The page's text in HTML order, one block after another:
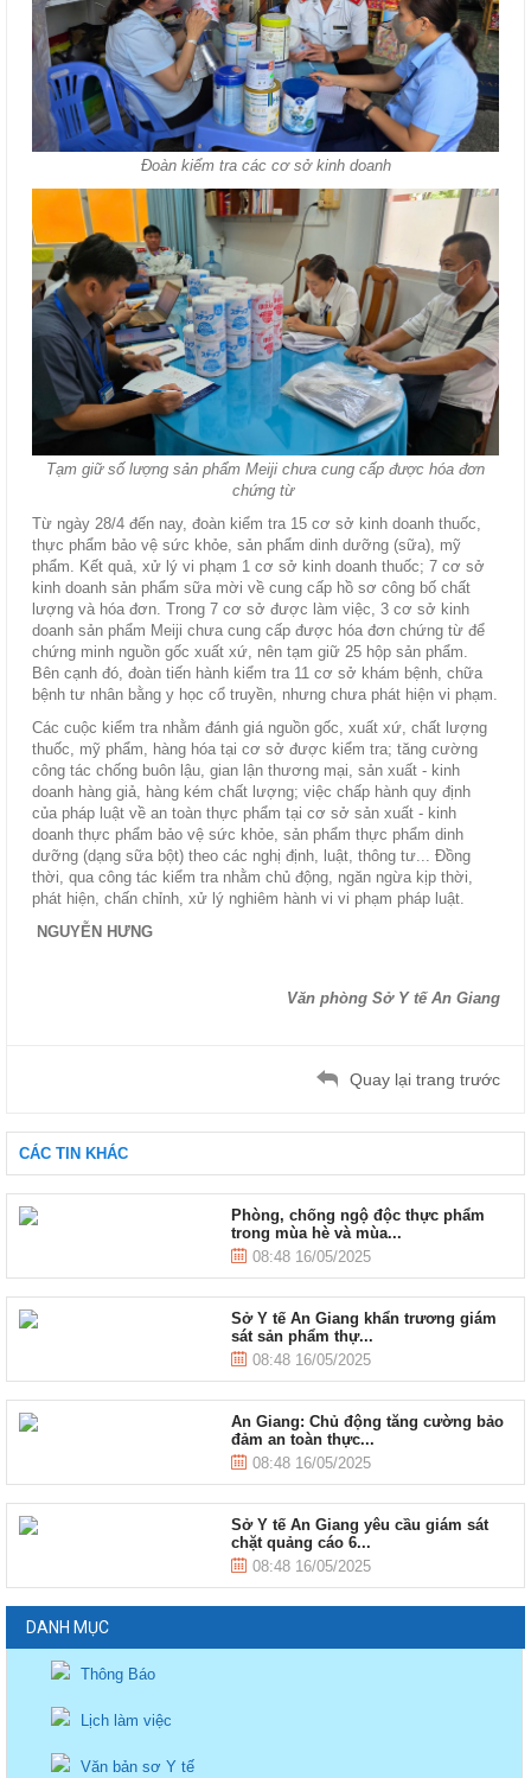
Đoàn kiểm tra các cơ sở kinh doanh
Tạm giữ số lượng sản phẩm Meiji chưa cung cấp được hóa đơn
chứng từ
Từ ngày 28/4 đến nay, đoàn kiểm tra 15 cơ sở kinh doanh thuốc,
thực phẩm bảo vệ sức khỏe, sản phẩm dinh dưỡng (sữa), mỹ
phẩm. Kết quả, xử lý vi phạm 1 cơ sở kinh doanh thuốc; 7 cơ sở
kinh doanh sản phẩm sữa mời về cung cấp hồ sơ công bố chất
lượng và hóa đơn. Trong 7 cơ sở được làm việc, 3 cơ sở kinh
doanh sản phẩm Meiji chưa cung cấp được hóa đơn chứng từ để
chứng minh nguồn gốc xuất xứ, nên tạm giữ 25 hộp sản phẩm.
Bên cạnh đó, đoàn tiến hành kiểm tra 11 cơ sở khám bệnh, chữa
bệnh tư nhân bằng y học cổ truyền, nhưng chưa phát hiện vi phạm.
Các cuộc kiểm tra nhằm đánh giá nguồn gốc, xuất xứ, chất lượng
thuốc, mỹ phẩm, hàng hóa tại cơ sở được kiểm tra; tăng cường
công tác chống buôn lậu, gian lận thương mại, sản xuất - kinh
doanh hàng giả, hàng kém chất lượng; việc chấp hành quy định
của pháp luật về an toàn thực phẩm tại cơ sở sản xuất - kinh
doanh thực phẩm bảo vệ sức khỏe, sản phẩm thực phẩm dinh
dưỡng (dạng sữa bột) theo các nghị định, luật, thông tư... Đồng
thời, qua công tác kiểm tra nhằm chủ động, ngăn ngừa kịp thời,
phát hiện, chấn chỉnh, xử lý nghiêm hành vi vi phạm pháp luật.
NGUYỄN HƯNG
Văn phòng Sở Y tế An Giang
Quay lại trang trước
CÁC TIN KHÁC
Phòng, chống ngộ độc thực phẩm
trong mùa hè và mùa...
08:48 16/05/2025
Sở Y tế An Giang khẩn trương giám
sát sản phẩm thự...
08:48 16/05/2025
An Giang: Chủ động tăng cường bảo
đảm an toàn thực...
08:48 16/05/2025
Sở Y tế An Giang yêu cầu giám sát
chặt quảng cáo 6...
08:48 16/05/2025
DANH MỤC
Thông Báo
Lịch làm việc
Văn bản sơ Y tế